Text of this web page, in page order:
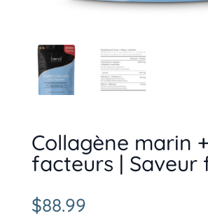
Collagène marin
facteurs | Saveur
$88.99